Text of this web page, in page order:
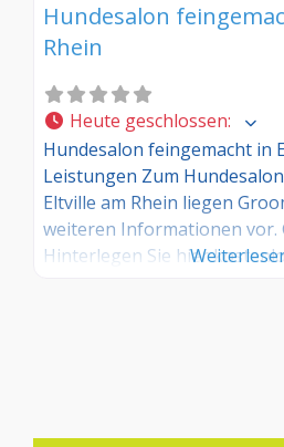
Hundesalon
Rhein
Heute geschlossen:
Hundesalon feingemacht in
Leistungen Zum
Eltville am Rhein liegen
weiteren Informationen vor.
Hinterlegen Sie hier